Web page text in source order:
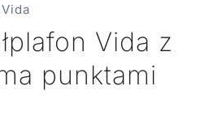
Vida z
punktami